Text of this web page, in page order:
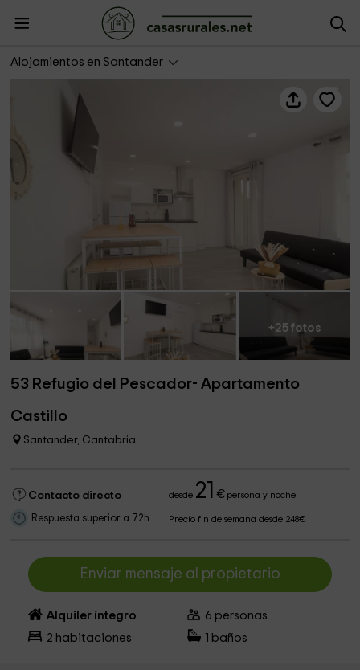
Alojamientos en Santander
53 Refugio del Pescador- Apartamento Castillo
+25 fotos
53 Refugio del Pescador- Apartamento
Castillo
Santander, Cantabria
Contacto directo desde 21 €persona y noche
Respuesta superior a 72h Precio fin de semana desde 248€
Enviar mensaje al propietario
Alquiler íntegro 6 personas
2 habitaciones baños